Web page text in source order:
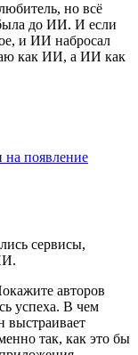
но всё
до ИИ. И если
и ИИ набросал
как ИИ, а ИИ как
на появление
сервисы,
авторов
успеха. В чем
так, как это бы